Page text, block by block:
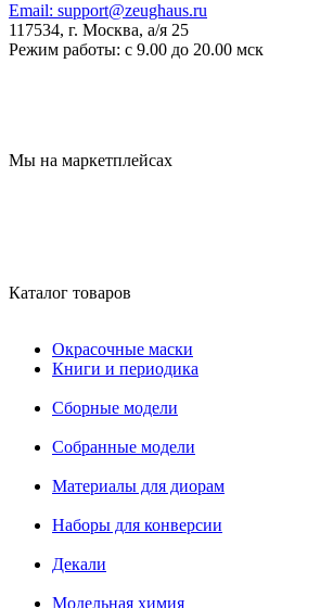
Email: support@zeughaus.ru
117534, г. Москва, а/я 25
Режим работы: с 9.00 до 20.00 мск
Мы на маркетплейсах
Каталог товаров
Окрасочные маски
Книги и периодика
Сборные модели
Собранные модели
Материалы для диорам
Наборы для конверсии
Декали
Модельная химия